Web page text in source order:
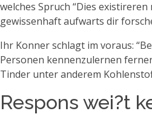
welches Spruch “Dies
gewissenhaft aufwarts dir
Ihr Konner schlagt im voraus:
Personen kennenzulernen
Tinder unter anderem
Respons wei?t